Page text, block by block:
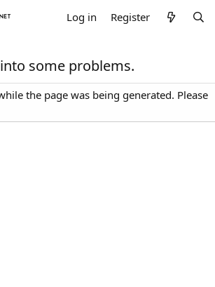
Log in Register
some problems.
the page was being generated. Please